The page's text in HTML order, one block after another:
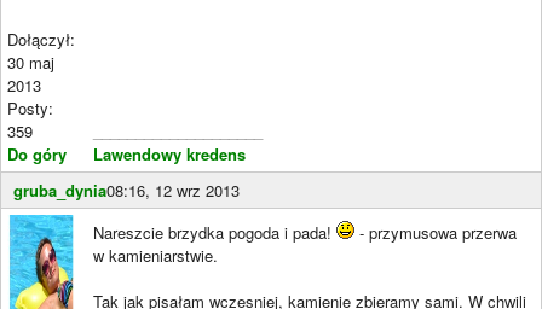
Dołączył:
30 maj
2013
Posty:
359
Do góry
Lawendowy kredens
gruba_dynia08:16, 12 wrz 2013
Nareszcie brzydka pogoda i pada!
- przymusowa przerwa
w kamieniarstwie.
Tak jak pisałam wczesniej, kamienie zbieramy sami. W chwili